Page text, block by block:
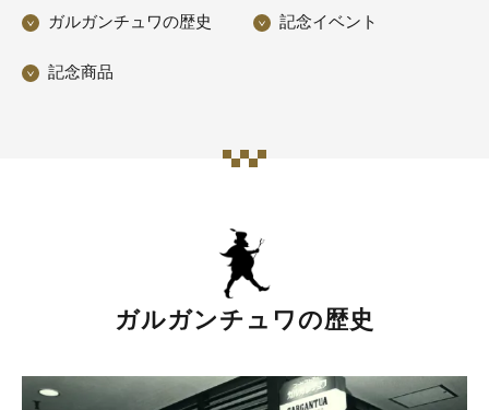
ガルガンチュワの歴史 記念イベント
記念商品
ガルガンチュワの歴史